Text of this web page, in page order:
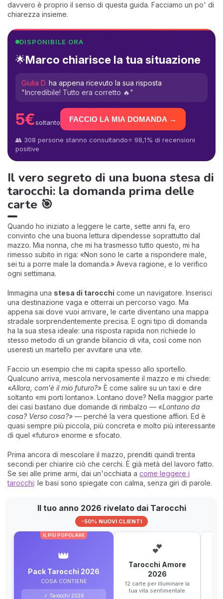
davvero è proprio il senso di questa guida. Facciamo un po' di
chiarezza insieme.
DISPONIBILE ORA
🌟Marco chiarisce la tua situazione
Giulia D. ha appena ricevuto la sua risposta
"Incredibile! Tutto era corretto 🔥"
5€soltanto FACCIO LA MIA DOMANDA →
👥 308 persone stanno consultando⭐ 98,1% di recensioni
positive
Il vero segreto di una buona stesa di
tarocchi: la domanda prima delle
carte 🎯
Quando ho iniziato a leggere le carte, sette anni fa, ero
convinto che una buona lettura dipendesse soprattutto dal
mazzo. Mia nonna, che mi ha trasmesso tutto questo, mi ha
rimesso subito in riga: «Non sono le carte a rispondere male,
sei tu a porre male la domanda.» Aveva ragione, e lo verifico
ogni settimana.
Immagina una stesa di tarocchi come un navigatore. Inserisci
una destinazione vaga e otterrai un percorso vago. Ma
appena sai dove vuoi arrivare, le carte diventano una mappa
stradale sorprendentemente precisa. E ogni tipo di domanda
ha la sua stesa ideale: una risposta rapida non richiede lo
stesso metodo di un grande bilancio di vita, così come non
useresti un martello per avvitare una vite.
Faccio un esempio che mi capita spesso allo sportello.
Qualcuno arriva, mescola nervosamente il mazzo e mi chiede:
«Allora, com'è il mio futuro?» È come salire su un taxi e dire
soltanto «mi porti lontano». Lontano dove? Nella maggior parte
dei casi bastano due domande di rimbalzo — «Lontano da
cosa? Verso cosa?» — perché la vera questione affiori. Ed è
quasi sempre più piccola, più concreta e molto più interessante
di quel «futuro» enorme e sfocato.
Prima ancora di mescolare il mazzo, prenditi quindi trenta
secondi per chiarire ciò che cerchi. È già metà del lavoro fatto.
Se sei alle prime armi, dai un'occhiata a come leggere i
tarocchi: le basi sono spiegate con calma, senza giri di parole.
Il tuo anno 2026 rivelato dai Tarocchi
-50% NUOVI CLIENTI
IL PIÙ POPOLARE
👑
Pack Tarocchi 2026
COSA CONTIENE
✓ Tarocchi 2026
💕
Tarocchi Amore
2026
12 carte per illuminare la
tua vita sentimentale